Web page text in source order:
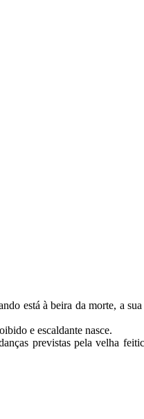
está à beira da morte, a
e escaldante nasce.
previstas pela velha